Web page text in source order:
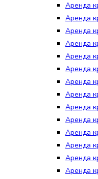
Аренда
Аренда
Аренда
Аренда
Аренда
Аренда
Аренда
Аренда
Аренда
Аренда
Аренда
Аренда
Аренда
Аренда